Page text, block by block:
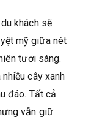
khách sẽ
mỹ giữa nét
tươi sáng.
cây xanh
đáo. Tất cả
vẫn giữ